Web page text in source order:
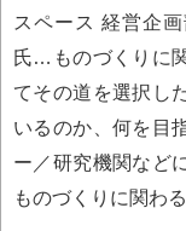
スペース 経営企
氏…ものづくりに
てその道を選択し
いるのか、何を目
ー／研究機関など
ものづくりに関わ